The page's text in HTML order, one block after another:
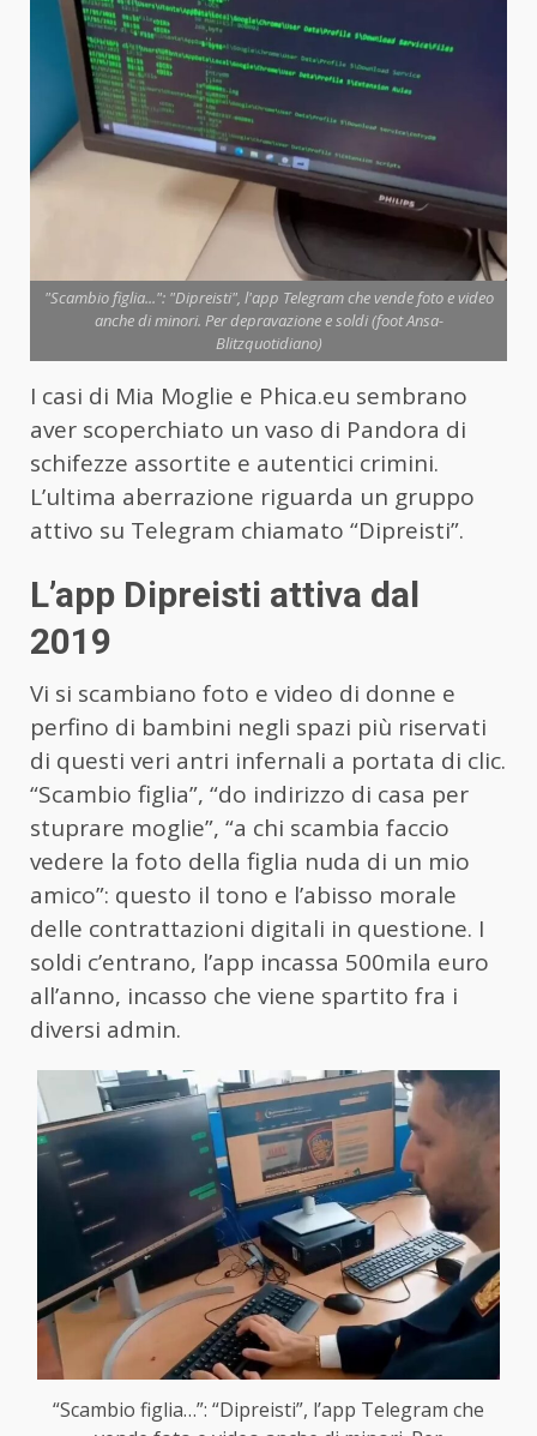
"Scambio figlia...": "Dipreisti", l'app Telegram che vende foto e video
anche di minori. Per depravazione e soldi (foot Ansa-
Blitzquotidiano)
I casi di Mia Moglie e Phica.eu sembrano
aver scoperchiato un vaso di Pandora di
schifezze assortite e autentici crimini.
L’ultima aberrazione riguarda un gruppo
attivo su Telegram chiamato “Dipreisti”.
L’app Dipreisti attiva dal
2019
Vi si scambiano foto e video di donne e
perfino di bambini negli spazi più riservati
di questi veri antri infernali a portata di clic.
“Scambio figlia”, “do indirizzo di casa per
stuprare moglie”, “a chi scambia faccio
vedere la foto della figlia nuda di un mio
amico”: questo il tono e l’abisso morale
delle contrattazioni digitali in questione. I
soldi c’entrano, l’app incassa 500mila euro
all’anno, incasso che viene spartito fra i
diversi admin.
“Scambio figlia…”: “Dipreisti”, l’app Telegram che